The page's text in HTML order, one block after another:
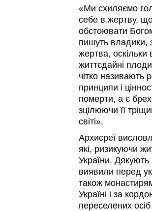
«Ми схиляємо
себе в жертву,
обстоювати
пишуть владики,
жертва, оскільки
життєдайні
чітко називають
принципи і
померти, а є
зцілюючи її
світі».
Архиєреї
які, ризикуючи
України. Дякують
виявили перед
також
Україні і за
переселених